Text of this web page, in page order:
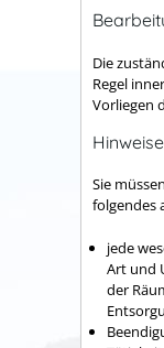
Die
Regel
Vorliegen
Hinweise
Sie
folgendes
jede
Art und
der